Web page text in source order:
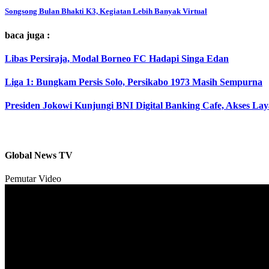
Songsong Bulan Bhakti K3, Kegiatan Lebih Banyak Virtual
baca juga :
Libas Persiraja, Modal Borneo FC Hadapi Singa Edan
Liga 1: Bungkam Persis Solo, Persikabo 1973 Masih Sempurna
Presiden Jokowi Kunjungi BNI Digital Banking Cafe, Akses
Global News TV
Pemutar Video